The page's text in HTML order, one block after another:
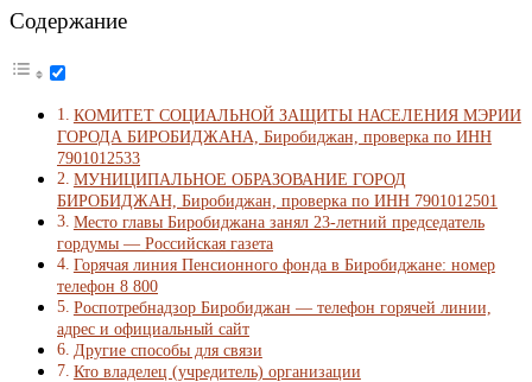
Содержание
КОМИТЕТ СОЦИАЛЬНОЙ ЗАЩИТЫ НАСЕЛЕНИЯ МЭРИИ
ГОРОДА БИРОБИДЖАНА, Биробиджан, проверка по ИНН
7901012533
МУНИЦИПАЛЬНОЕ ОБРАЗОВАНИЕ ГОРОД
БИРОБИДЖАН, Биробиджан, проверка по ИНН 7901012501
Место главы Биробиджана занял 23-летний председатель
гордумы — Российская газета
Горячая линия Пенсионного фонда в Биробиджане: номер
телефон 8 800
Роспотребнадзор Биробиджан — телефон горячей линии,
адрес и официальный сайт
Другие способы для связи
Кто владелец (учредитель) организации